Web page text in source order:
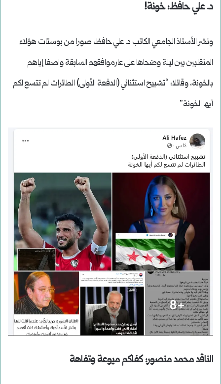
د. علي حافظ: خونة!
ونشر الأستاذ الجامعي الكاتب د. علي حافظ، صورا من بوستات هؤلاء
المنقلبين بين ليلة وضحاها على عارموافقهم السابقة واصفا إياهم
بالخونة، وقائلا: “تشبيح استثنائي (الدفعة الأولى) الطائرات لم تتسع لكم
أيها الخونة”
الناقد محمد منصور: كفاكم ميوعة وتفاهة